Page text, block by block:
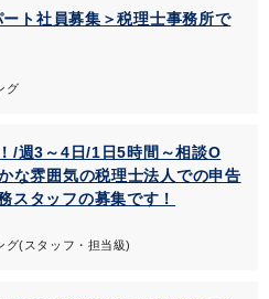
ト社員募集＞税理士事務所で
グ
/週3～4日/1日5時間～相談O
な雰囲気の税理士法人での申告
スタッフの募集です！
グ(スタッフ・担当級)